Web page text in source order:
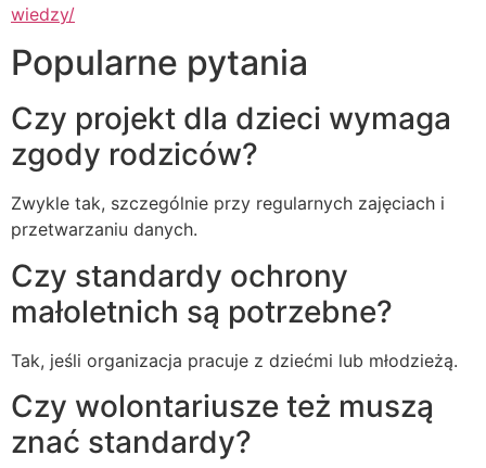
wiedzy/
Popularne pytania
Czy projekt dla dzieci wymaga
zgody rodziców?
Zwykle tak, szczególnie przy regularnych zajęciach i
przetwarzaniu danych.
Czy standardy ochrony
małoletnich są potrzebne?
Tak, jeśli organizacja pracuje z dziećmi lub młodzieżą.
Czy wolontariusze też muszą
znać standardy?